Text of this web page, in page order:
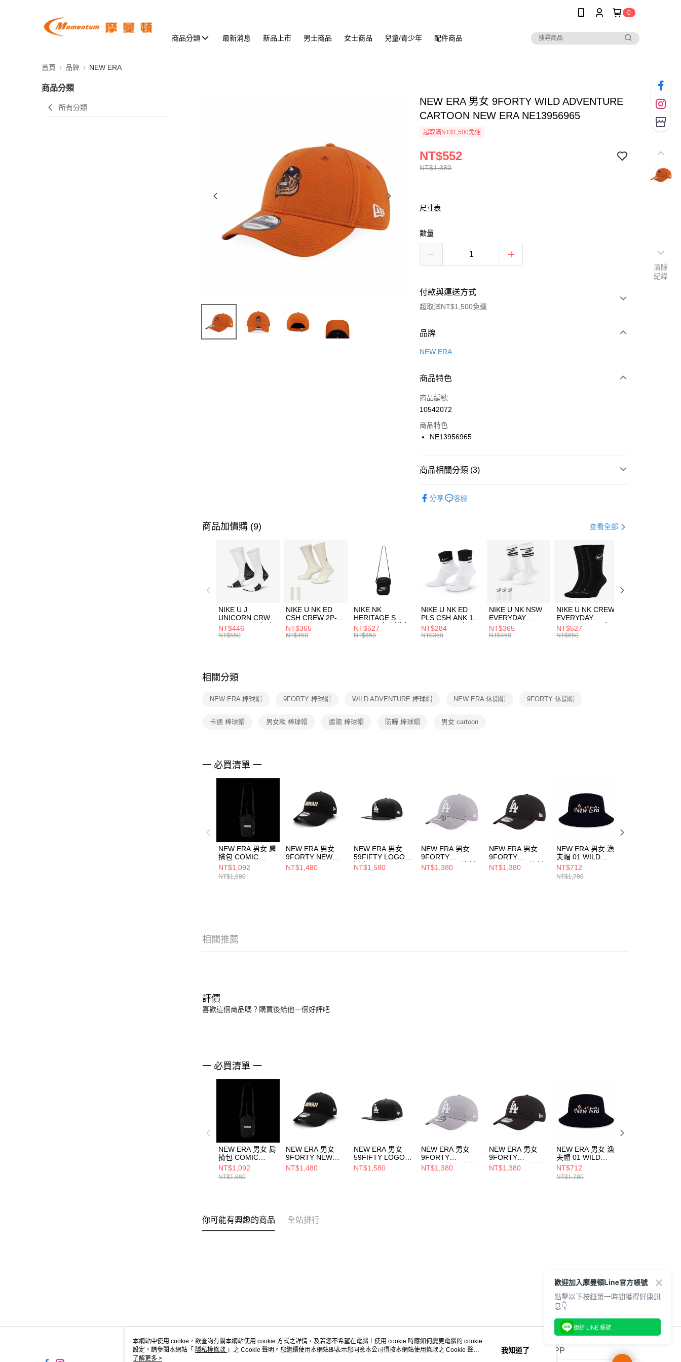
0
商品分類 最新消息 新品上市 男士商品 女士商品 兒童/青少年 配件商品
首頁 品牌 NEW ERA
商品分類
所有分類
NEW ERA 男女 9FORTY WILD ADVENTURE
CARTOON NEW ERA NE13956965
超取滿NT$1,500免運
NT$1,380
NT$552
尺寸表
數量
付款與運送方式
超取滿NT$1,500免運
付款方式
信用卡一次付款
合作金庫商業銀行
華南商業銀行
上海商業儲蓄銀行
國泰世華商業銀行
聯邦商業銀行
台新國際商業銀行
LINE Pay
Apple Pay
【關於「AFTEE先享後付」】
３．安心：先確認商品／服務後，再付款。
【「AFTEE先享後付」結帳流程】
１．於結帳方式選擇「AFTEE先享後付」後，將跳轉至「AFTEE先享後
付」結帳頁面，進行簡訊認證並確認金額後，即可完成結帳。
２．訂單成立數日內，您將收到繳費通知簡訊。
３．收到繳費通知簡訊後14天內，點擊此簡訊中的連結，可透過四大超商
／ATM／網路銀行／等多元方式進行付款，方視為交易完成。
※ 請注意：結帳手續完成當下不需立刻繳費，但若您需要取消訂單，請聯
絡購買商品的店家。未經商家同意取消之訂單仍視為有效，需透過AFTEE
先享後付繳納相關費用。
交易，需依本服務之必要範圍內提供個人資料，並將交易相關給付款項請
２．關於個人資料處理事宜，請瀏覽以下網址：
５．嚴禁一人註冊多個帳號或使用他人資訊註冊。若發現惡意使用之情
形，恩沛科技股份有限公司將有權停止該用戶之使用額度並採取法律行
每筆NT$100，滿NT$1,500(含以上)免運費
每筆NT$100，滿NT$1,500(含以上)免運費
付款後門市自取
每筆NT$100，滿NT$1,500(含以上)免運費
品牌
NEW ERA
商品特色
商品編號
10542072
商品特色
NE13956965
商品相關分類 (3)
分享 客服
商品加價購 (9) 查看全部
NIKE U J
UNICORN CRW
1PR -160 男女 中
統襪 FZ3393100
NT$446
NT$550
NIKE U NK ED
CSH CREW 2P-
144 EMBRDY 男
女 短統襪
NT$365
NT$450
NIKE NK
HERITAGE S
SMIT 男女 側背包
BA5871010
NT$527
NT$650
NIKE U NK ED
PLS CSH ANK 1P
144 DBL 男 中統
襪 DH4058104
NT$284
NT$350
NIKE U NK NSW
EVERYDAY
ESSENTIAL CR
男女 短統襪
NT$365
NT$450
NIKE U NK CREW
EVERYDAY
BBALL 3PR 男女
長統襪
NT$527
NT$650
相關分類
NEW ERA 棒球帽 9FORTY 棒球帽 WILD ADVENTURE 棒球帽 NEW ERA 休閒帽 9FORTY 休閒帽
卡通 棒球帽 男女款 棒球帽 遮陽 棒球帽 防曬 棒球帽 男女 cartoon
一 必買清單 一
NEW ERA 男女 肩
揹包 COMIC
SPACE NEW ERA
NE14363344
NT$1,092
NT$1,680
NEW ERA 男女
9FORTY NEW
ERA X TW
NE14329736
NT$1,480
NEW ERA 男女
59FIFTY LOGO
道奇 NE70034027
NT$1,580
NEW ERA 男女
9FORTY
ESSENTIAL 洛杉
磯道奇
NT$1,380
NEW ERA 男女
9FORTY
ESSENTIAL 洛杉
磯道奇
NT$1,380
NEW ERA 男女 漁
夫帽 01 WILD
FLORAL NEW
ERA NE13956945
NT$712
NT$1,780
相關推薦
評價
喜歡這個商品嗎？購買後給他一個好評吧
一 必買清單 一
NEW ERA 男女 肩
揹包 COMIC
SPACE NEW ERA
NE14363344
NT$1,092
NT$1,680
NEW ERA 男女
9FORTY NEW
ERA X TW
NE14329736
NT$1,480
NEW ERA 男女
59FIFTY LOGO
道奇 NE70034027
NT$1,580
NEW ERA 男女
9FORTY
ESSENTIAL 洛杉
磯道奇
NT$1,380
NEW ERA 男女
9FORTY
ESSENTIAL 洛杉
磯道奇
NT$1,380
NEW ERA 男女 漁
夫帽 01 WILD
FLORAL NEW
ERA NE13956945
NT$712
NT$1,780
你可能有興趣的商品 全站排行
關於我們 客服資訊 官方APP
清除
紀錄
本網站中使用 cookie，欲查詢有關本網站使用 cookie 方式之詳情，及若您不希望在電腦上使用 cookie 時應如何變更電腦的 cookie
設定，請參閱本網站「 隱私權條款 」之 Cookie 聲明。您繼續使用本網站即表示您同意本公司得按本網站使用條款之 Cookie 聲明
使用 cookie。
了解更多 >
我知道了
歡迎加入摩曼頓Line官方帳號
點擊以下按鈕第一時間獲得好康訊
息👇
連結 LINE 帳號